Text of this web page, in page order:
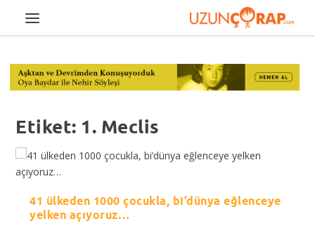
Etiket: 1. Meclis
41 ülkeden 1000 çocukla, bi’dünya eğlenceye
yelken açıyoruz…